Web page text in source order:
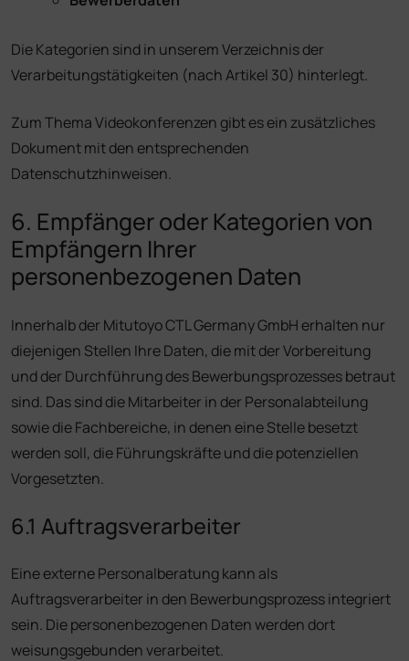
Die Kategorien sind in unserem Verzeichnis der
Verarbeitungstätigkeiten (nach Artikel 30) hinterlegt.
Zum Thema Videokonferenzen gibt es ein zusätzliches
Dokument mit den entsprechenden
Datenschutzhinweisen.
6. Empfänger oder Kategorien von
Empfängern Ihrer
personenbezogenen Daten
Innerhalb der Mitutoyo CTL Germany GmbH erhalten nur
diejenigen Stellen Ihre Daten, die mit der Vorbereitung
und der Durchführung des Bewerbungsprozesses betraut
sind. Das sind die Mitarbeiter in der Personalabteilung
sowie die Fachbereiche, in denen eine Stelle besetzt
werden soll, die Führungskräfte und die potenziellen
Vorgesetzten.
6.1 Auftragsverarbeiter
Eine externe Personalberatung kann als
Auftragsverarbeiter in den Bewerbungsprozess integriert
sein. Die personenbezogenen Daten werden dort
weisungsgebunden verarbeitet.